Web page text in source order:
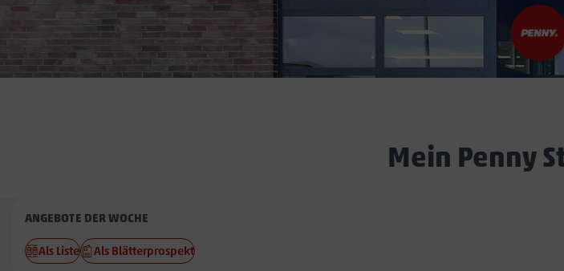
Mein Penny
Penny
Stranddüne
ANGEBOTE DER WOCHE
Als Liste Als Blätterprospekt